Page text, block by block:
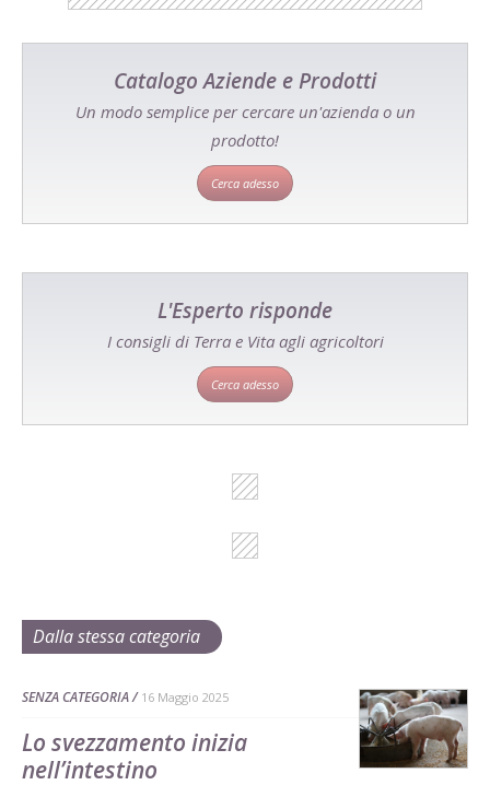
Catalogo Aziende e Prodotti
Un modo semplice per cercare un'azienda o un
prodotto!
Cerca adesso
L'Esperto risponde
I consigli di Terra e Vita agli agricoltori
Cerca adesso
Dalla stessa categoria
SENZA CATEGORIA 16 Maggio 2025
Lo svezzamento inizia
nell’intestino